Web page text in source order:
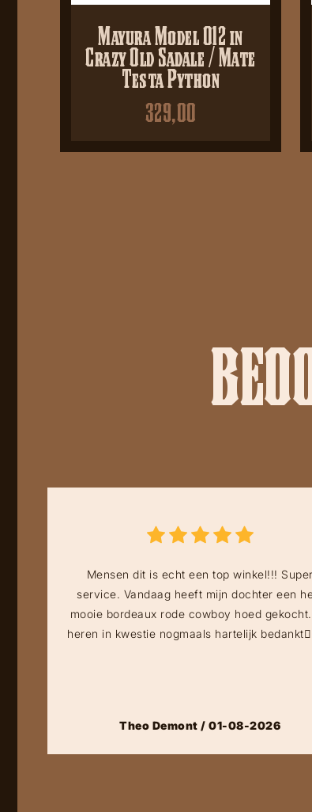
Mayura Model 012 in
Crazy Old Sadale / Mate
Testa Python
329,00
Mensen dit is echt een top winkel!!! Super
service. Vandaag heeft mijn dochter een
mooie bordeaux rode cowboy hoed
heren in kwestie nogmaals hartelijk
Theo Demont / 01-08-2026